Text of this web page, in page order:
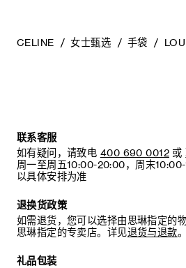
CELINE 女士甄选 手袋
联系客服
如有疑问，请致电 400 690 0012 或
周一至周五10:00-20:00，周末
以具体安排为准
退换货政策
如需退货，您可以选择由思琳指定的
思琳指定的专卖店。详见退货与退款。
礼品包装